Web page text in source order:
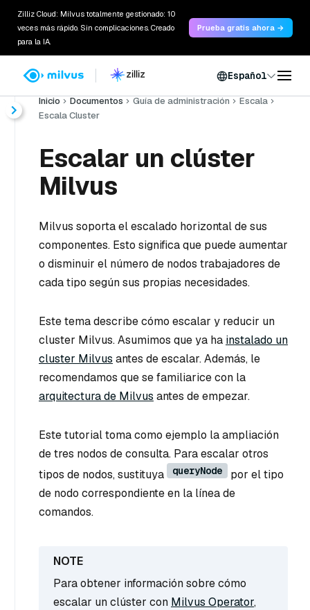
Zilliz Cloud: Milvus totalmente gestionado: 10
veces más rápido. Sin complicaciones. Creado
para la IA.
Prueba gratis ahora →
Español
Inicio Documentos Guía de administración
Escala
Escala Cluster
Escalar un clúster
Milvus
Milvus soporta el escalado horizontal de sus
componentes. Esto significa que puede aumentar
o disminuir el número de nodos trabajadores de
cada tipo según sus propias necesidades.
Este tema describe cómo escalar y reducir un
cluster Milvus. Asumimos que ya ha instalado un
cluster Milvus antes de escalar. Además, le
recomendamos que se familiarice con la
arquitectura de Milvus antes de empezar.
Este tutorial toma como ejemplo la ampliación
de tres nodos de consulta. Para escalar otros
tipos de nodos, sustituya
queryNode
por el tipo
de nodo correspondiente en la línea de
comandos.
Para obtener información sobre cómo
escalar un clúster con Milvus Operator,